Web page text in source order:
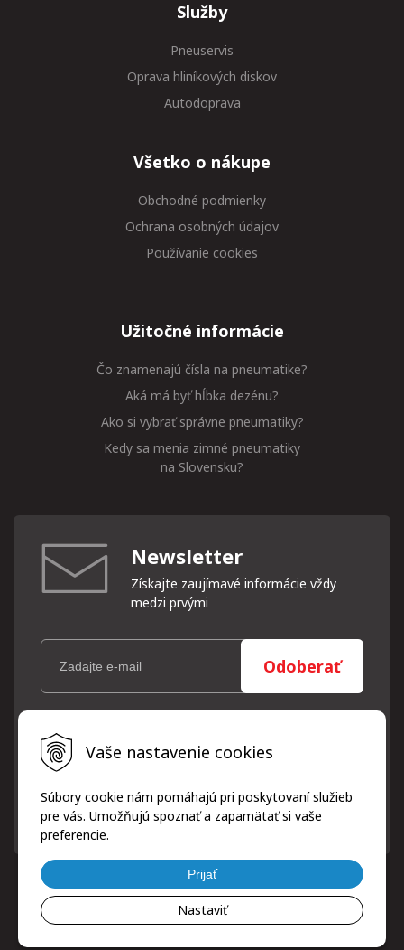
Vaše nastavenie cookies
Súbory cookie nám pomáhajú pri poskytovaní služieb
pre vás. Umožňujú spoznať a zapamätať si vaše
preferencie.
Prijať
Nastaviť
Služby
Pneuservis
Oprava hliníkových diskov
Autodoprava
Všetko o nákupe
Obchodné podmienky
Ochrana osobných údajov
Používanie cookies
Užitočné informácie
Čo znamenajú čísla na pneumatike?
Aká má byť hĺbka dezénu?
Ako si vybrať správne pneumatiky?
Kedy sa menia zimné pneumatiky
na Slovensku?
Newsletter
Získajte zaujímavé informácie vždy
medzi prvými
Odoberať
Vaše osobné údaje (email) budeme spracovávať len za týmto
účelom v súlade s platnou legislatívou a zásadami ochrany
osobných údajov. Súhlas potvrdíte kliknutím na odkaz, ktorý
písomne, emailom alebo kliknutím na odkaz z ktoréhokoľvek
informačného emailu.
© 2026 ProfiPneuServis!